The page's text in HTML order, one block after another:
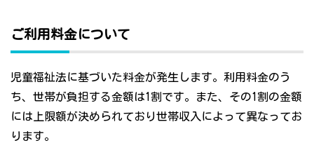
ご利用料金について
児童福祉法に基づいた料金が発生します。利用料金のう
ち、世帯が負担する金額は1割です。また、その1割の金額
には上限額が決められており世帯収入によって異なってお
ります。